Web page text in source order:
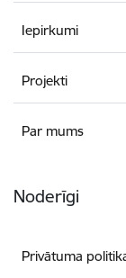
Iepirkumi
Projekti
Par mums
Noderīgi
Privātuma